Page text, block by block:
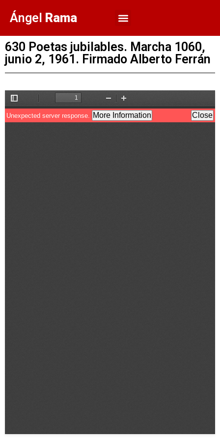
Ángel Rama
630 Poetas jubilables. Marcha 1060,
junio 2, 1961. Firmado Alberto Ferrán